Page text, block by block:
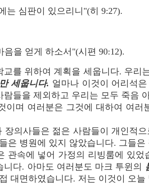
는 심판이 있으리니"(히 9:27).
을 얻게 하소서"(시편 90:12).
를 위하여 계획을 세웁니다. 우리
세웁니다. 얼마나 이것이 어리석
들을 제외하고 우리는 모두 죽음
며 여러분은 그것에 대하여 여러
의사들은 젊은 사람들이 개인적
은 병원에 있지 않았습니다. 그들
속에 넣어 가정의 리빙룸에 있었
다. 아마도 여러분도 마크 투윈의
대면하였습니다. 저는 이것이 오늘